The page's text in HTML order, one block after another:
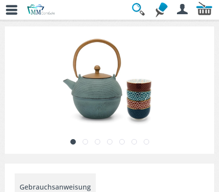
Übersicht
Gebrauchsanweisung